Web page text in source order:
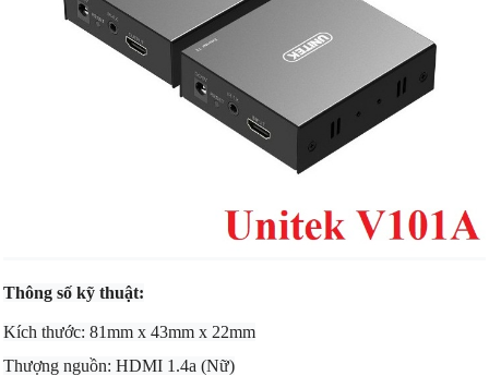
Thông số kỹ thuật:
Kích thước: 81mm x 43mm x 22mm
Thượng nguồn: HDMI 1.4a (Nữ)